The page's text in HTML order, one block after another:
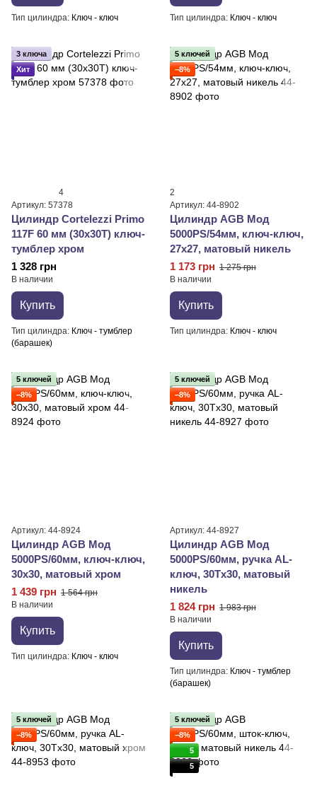
Тип цилиндра Ключ - ключ Тип цилиндра Ключ - ключ
3 ключа
Хит
4
Артикул: 57378
Цилиндр Cortelezzi Primo
117F 60 мм (30x30T) ключ-
тумблер хром
1 328 грн
В наличии
Купить
Тип цилиндра Ключ - тумблер
(барашек)
5 ключей
−8%
2
Артикул: 44-8902
Цилиндр AGB Мод
5000PS/54мм, ключ-ключ,
27x27, матовый никель
1 173 грн 1 275 грн
В наличии
Купить
Тип цилиндра Ключ - ключ
5 ключей
−8%
Артикул: 44-8924
Цилиндр AGB Мод
5000PS/60мм, ключ-ключ,
30x30, матовый хром
1 439 грн 1 564 грн
В наличии
Купить
Тип цилиндра Ключ - ключ
5 ключей
−8%
Артикул: 44-8927
Цилиндр AGB Мод
5000PS/60мм, ручка AL-
ключ, 30Tx30, матовый
никель
1 824 грн 1 983 грн
В наличии
Купить
Тип цилиндра Ключ - тумблер
(барашек)
5 ключей
−8%
5 ключей
−8%
5
5